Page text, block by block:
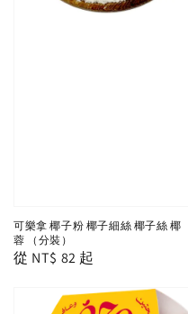
可樂拿 椰子粉 椰子細絲 椰子絲 椰
蓉 （分裝）
Regular
從 NT$ 82 起